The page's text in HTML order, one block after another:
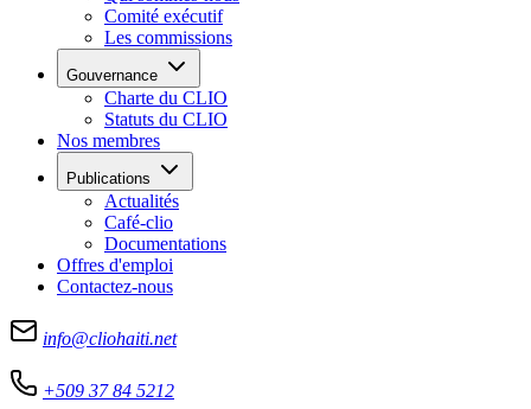
Comité exécutif
Les commissions
Gouvernance
Charte du CLIO
Statuts du CLIO
Nos membres
Publications
Actualités
Café-clio
Documentations
Offres d'emploi
Contactez-nous
info@cliohaiti.net
+509 37 84 5212